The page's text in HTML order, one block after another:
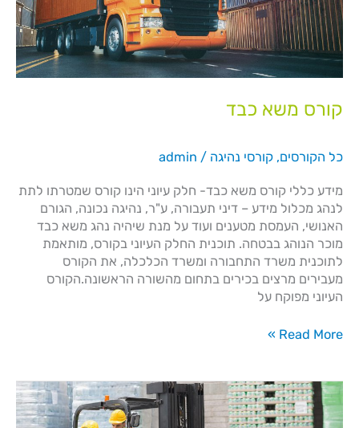
קורס משא כבד
כל הקורסים, קורסי נהיגה /
admin
מידע כללי​ קורס משא כבד- חלק עיוני הינו קורס שמטרתו לתת
לנהג מכלול מידע – דיני תעבורה, ע"ר, נהיגה נכונה, הגורם
האנושי, העמסת מטענים ועוד על מנת שיהיה נהג משא כבד
מוכר הנוהג בבטחה. תוכנית החלק העיוני בקורס, מותאמת
לתוכנית משרד התחבורה ומשרד הכלכלה, את הקורס
מעבירים מרצים בכירים בתחום מהשורה הראשונה.הקורס
העיוני מפוקח על
Read More »
קורס
מלגזה